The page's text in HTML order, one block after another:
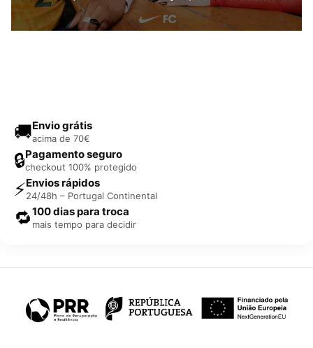
🚚Envio grátis
acima de 70€
🔒Pagamento seguro
checkout 100% protegido
⚡Envios rápidos
24/48h – Portugal Continental
🔁100 dias para troca
mais tempo para decidir